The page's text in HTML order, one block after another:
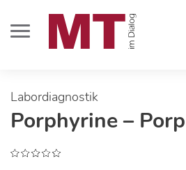
Labordiagnostik
Porphyrine –